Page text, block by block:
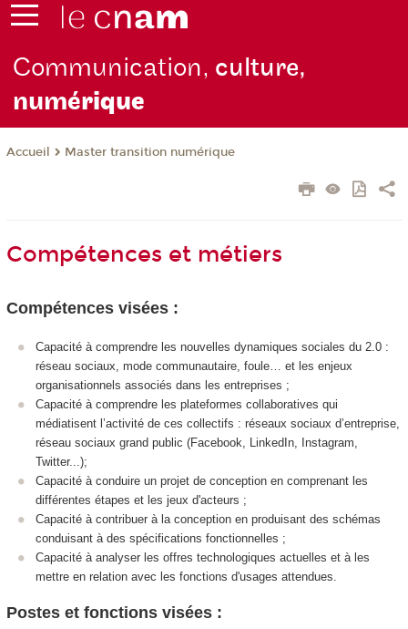
Communication, culture,
numérique
Accueil Master transition numérique
Compétences et métiers
Compétences visées :
Capacité à comprendre les nouvelles dynamiques sociales du 2.0 :
réseau sociaux, mode communautaire, foule… et les enjeux
organisationnels associés dans les entreprises ;
Capacité à comprendre les plateformes collaboratives qui
médiatisent l’activité de ces collectifs : réseaux sociaux d’entreprise,
réseau sociaux grand public (Facebook, LinkedIn, Instagram,
Twitter...);
Capacité à conduire un projet de conception en comprenant les
différentes étapes et les jeux d'acteurs ;
Capacité à contribuer à la conception en produisant des schémas
conduisant à des spécifications fonctionnelles ;
Capacité à analyser les offres technologiques actuelles et à les
mettre en relation avec les fonctions d'usages attendues.
Postes et fonctions visées :